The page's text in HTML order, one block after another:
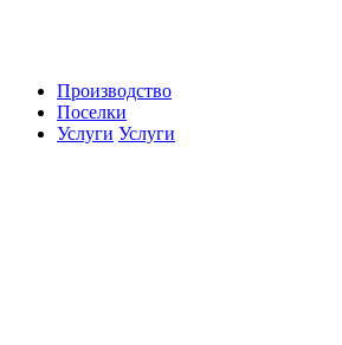
Производство
Поселки
Услуги Услуги